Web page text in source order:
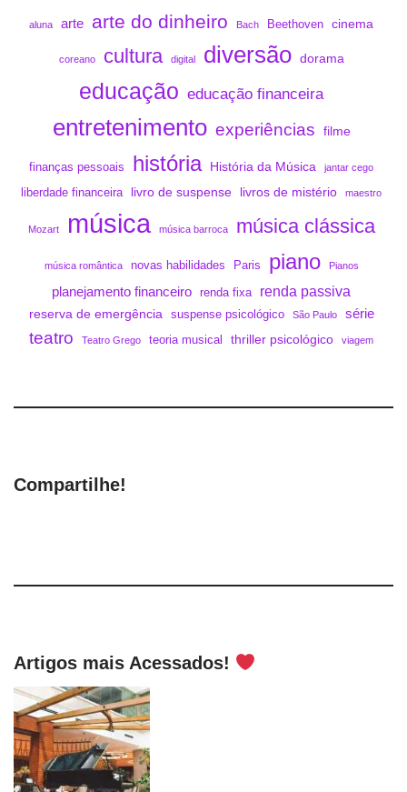
aluna arte arte do dinheiro Bach Beethoven cinema
coreano cultura digital diversão dorama
educação educação financeira
entretenimento experiências filme
finanças pessoais história História da Música jantar cego
liberdade financeira livro de suspense livros de mistério maestro
Mozart música música barroca música clássica
música romântica novas habilidades Paris piano Pianos
planejamento financeiro renda fixa renda passiva
reserva de emergência suspense psicológico São Paulo série
teatro Teatro Grego teoria musical thriller psicológico viagem
Compartilhe!
Artigos mais Acessados!